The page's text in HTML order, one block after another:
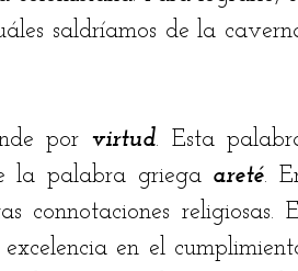
Fontalvo Ricardo Bolaño
saldríamos de la
por virtud. Esta
la palabra griega areté.
connotaciones religiosas.
en el